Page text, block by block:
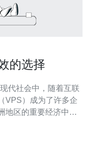
的选择
VPS）成为了许多企
地区的重要经济中
VPS租